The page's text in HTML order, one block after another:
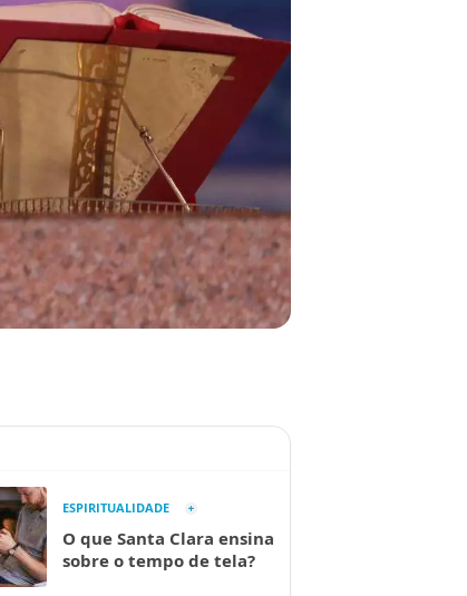
ESPIRITUALIDADE
O que Santa Clara ensina
sobre o tempo de tela?